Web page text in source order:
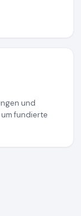
und
fundierte